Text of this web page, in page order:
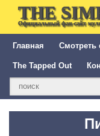
THE
Официальный фан-сайт
Главная Смотреть
The Tapped Out